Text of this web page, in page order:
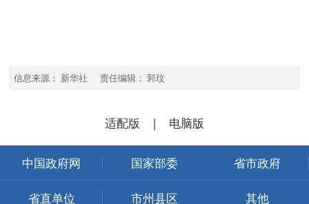
信息来源： 新华社 责任编辑： 郭玟
适配版 | 电脑版
中国政府网 国家部委 省市政府
省直单位 市州县区 其他